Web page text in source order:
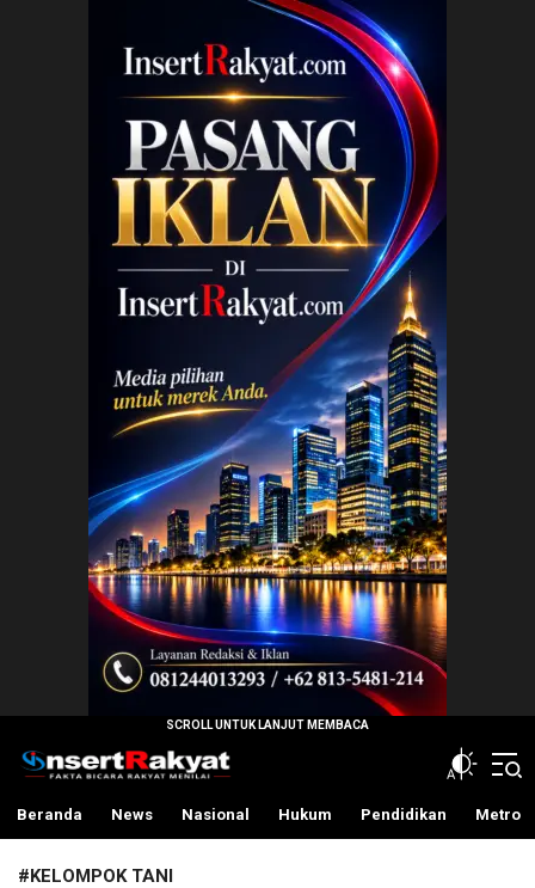
InsertRakyat.com
Fakta Bicara Rakyat Menilai
Beranda News Nasional Hukum Pendidikan Metro
#KELOMPOK TANI